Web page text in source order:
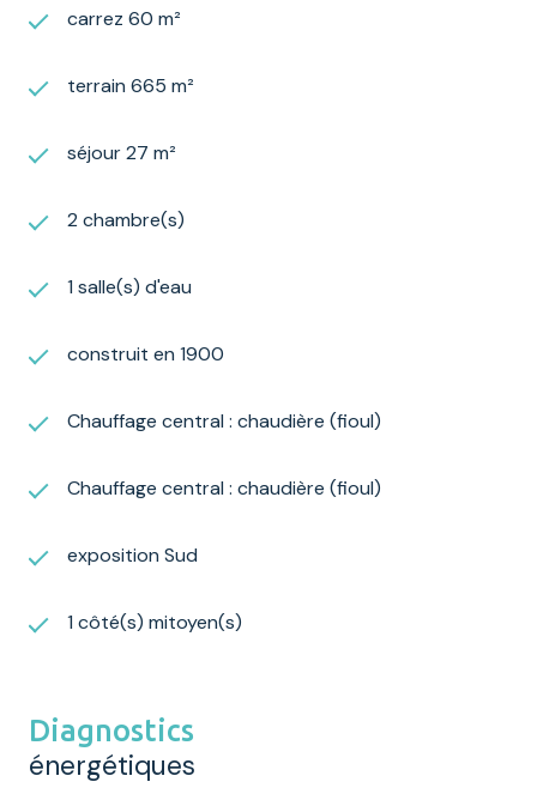
carrez 60 m²
terrain 665 m²
séjour 27 m²
2 chambre(s)
1 salle(s) d'eau
construit en 1900
Chauffage central : chaudière (fioul)
Chauffage central : chaudière (fioul)
exposition Sud
1 côté(s) mitoyen(s)
Diagnostics
énergétiques